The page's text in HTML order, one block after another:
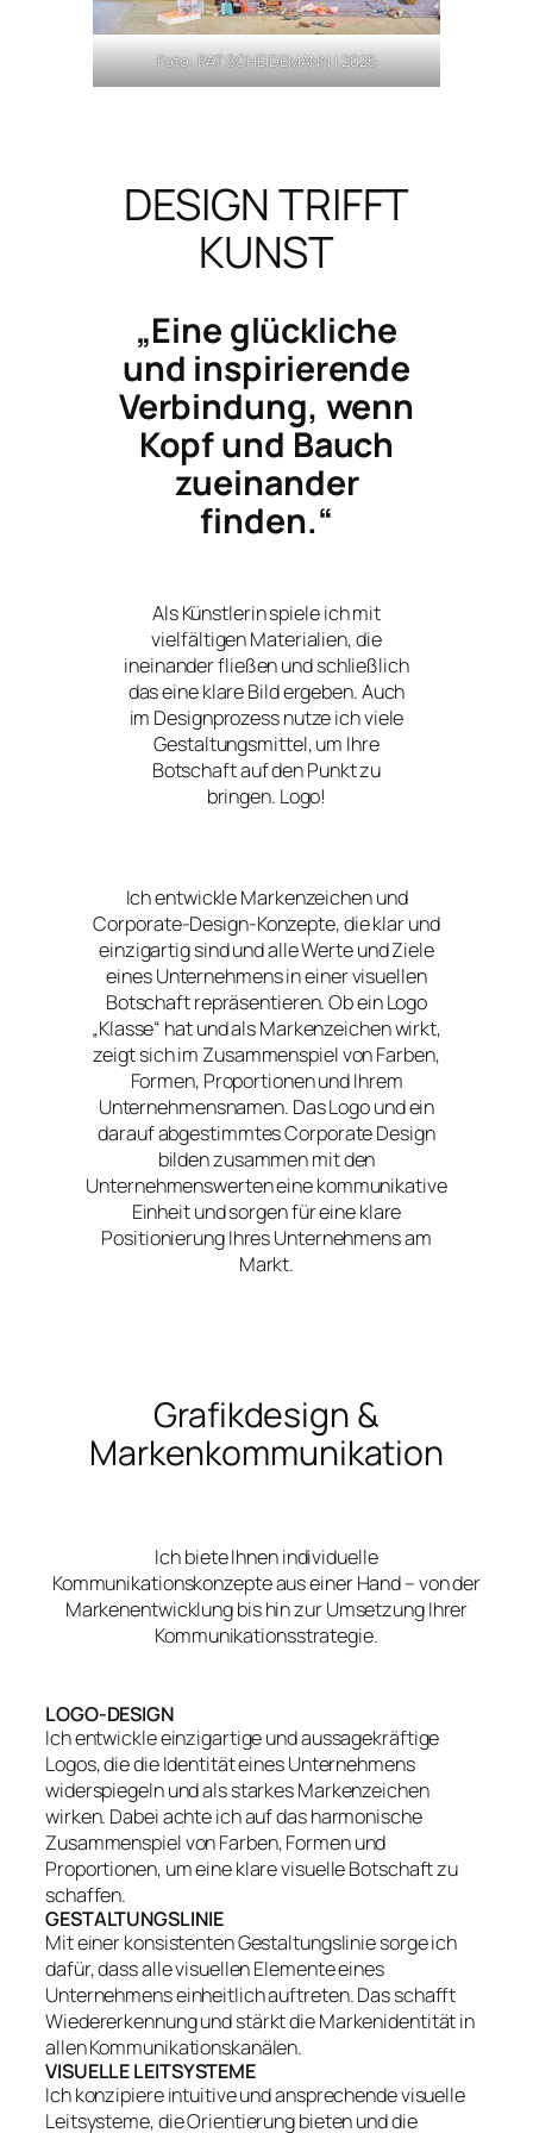
Foto: PAT SCHEIDEMANN | 2025
DESIGN TRIFFT
KUNST
„Eine glückliche
und inspirierende
Verbindung, wenn
Kopf und Bauch
zueinander
finden.“
Als Künstlerin spiele ich mit
vielfältigen Materialien, die
ineinander fließen und schließlich
das eine klare Bild ergeben. Auch
im Designprozess nutze ich viele
Gestaltungsmittel, um Ihre
Botschaft auf den Punkt zu
bringen. Logo!
Ich entwickle Markenzeichen und
Corporate-Design-Konzepte, die klar und
einzigartig sind und alle Werte und Ziele
eines Unternehmens in einer visuellen
Botschaft repräsentieren. Ob ein Logo
„Klasse“ hat und als Markenzeichen wirkt,
zeigt sich im Zusammenspiel von Farben,
Formen, Proportionen und Ihrem
Unternehmensnamen. Das Logo und ein
darauf abgestimmtes Corporate Design
bilden zusammen mit den
Unternehmenswerten eine kommunikative
Einheit und sorgen für eine klare
Positionierung Ihres Unternehmens am
Markt.
Grafikdesign &
Markenkommunikation
Ich biete Ihnen individuelle
Kommunikationskonzepte aus einer Hand – von der
Markenentwicklung bis hin zur Umsetzung Ihrer
Kommunikationsstrategie.
LOGO-DESIGN
Ich entwickle einzigartige und aussagekräftige
Logos, die die Identität eines Unternehmens
widerspiegeln und als starkes Markenzeichen
wirken. Dabei achte ich auf das harmonische
Zusammenspiel von Farben, Formen und
Proportionen, um eine klare visuelle Botschaft zu
schaffen.
GESTALTUNGSLINIE
Mit einer konsistenten Gestaltungslinie sorge ich
dafür, dass alle visuellen Elemente eines
Unternehmens einheitlich auftreten. Das schafft
Wiedererkennung und stärkt die Markenidentität in
allen Kommunikationskanälen.
VISUELLE LEITSYSTEME
Ich konzipiere intuitive und ansprechende visuelle
Leitsysteme, die Orientierung bieten und die